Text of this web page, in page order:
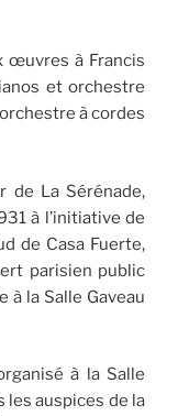
œuvres à Francis
et orchestre
à cordes
de La Sérénade,
à l’initiative de
de Casa Fuerte,
parisien public
à la Salle Gaveau
à la Salle
les auspices de la